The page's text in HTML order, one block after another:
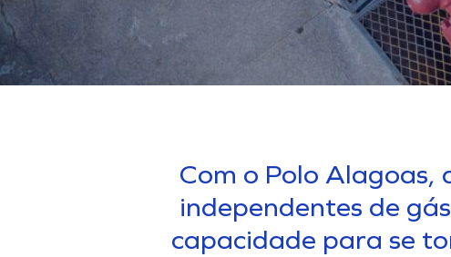
Com o Polo
independentes de
capacidade para se